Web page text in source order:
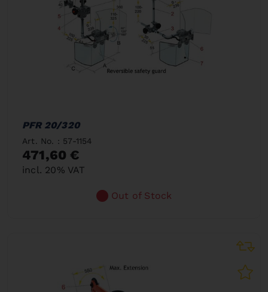
PFR 20/320
Art. No. : 57-1154
471,60 €
incl. 20% VAT
Out of Stock